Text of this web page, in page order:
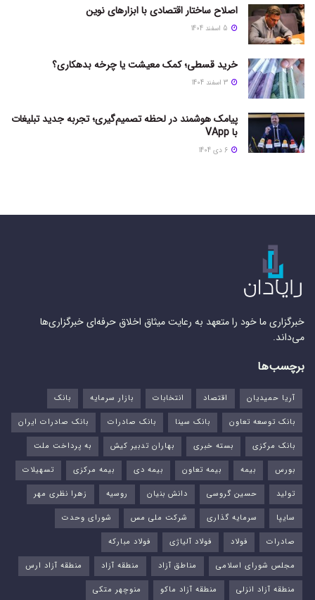
اصلاح ساختار اقتصادی با ابزارهای نوین
خرید قسطی؛ کمک معیشت یا چرخه بدهکاری؟
پیامک هوشمند در لحظه تصمیم‌گیری؛ تجربه جدید تبلیغات
با VApp
خبرگزاری ما خود را متعهد به رعایت میثاق اخلاق حرفه‌ای خبرگزاری‌ها
می‌داند.
برچسب‌ها
آریا حمیدیان اقتصاد انتخابات بازار سرمایه
بانک
بانک توسعه تعاون
بانک سینا بانک صادرات
بانک صادرات ایران
بانک مرکزی
بسته خبری بهاران تدبیر کیش
به پرداخت ملت
بورس‌
بیمه بیمه تعاون بیمه دی بیمه مرکزی
تسهیلات
تولید
حسین گروسی دانش بنیان روسیه
زهرا نظری مهر
سایپا
سرمایه گذاری شرکت ملی مس
شورای وحدت
صادرات
فولاد فولاد آلیاژی
فولاد مبارکه
مجلس شورای اسلامی
مناطق آزاد منطقه آزاد
منطقه آزاد ارس
منطقه آزاد انزلی
منطقه آزاد ماکو منوچهر متکی